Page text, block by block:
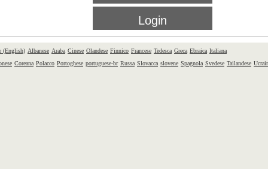
(English) Albanese Araba Cinese Olandese Finnico Francese Tedesca Greca Ebraica Italiana
Coreana Polacco Portoghese portuguese-br Russa Slovacca slovene Spagnola Svedese Tailandese